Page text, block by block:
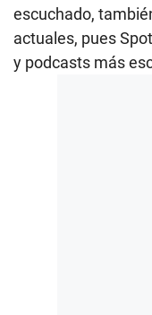
escuchado,
actuales, pues
y podcasts más